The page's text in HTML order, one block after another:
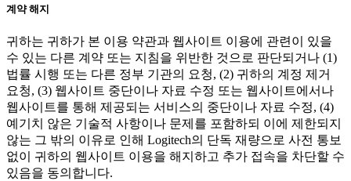
계약 해지
귀하는 귀하가 본 이용 약관과 웹사이트 이용에 관련이 있을
수 있는 다른 계약 또는 지침을 위반한 것으로 판단되거나 (1)
법률 시행 또는 다른 정부 기관의 요청, (2) 귀하의 계정 제거
요청, (3) 웹사이트 중단이나 자료 수정 또는 웹사이트에서나
웹사이트를 통해 제공되는 서비스의 중단이나 자료 수정, (4)
예기치 않은 기술적 사항이나 문제를 포함하되 이에 제한되지
않는 그 밖의 이유로 인해 Logitech의 단독 재량으로 사전 통보
없이 귀하의 웹사이트 이용을 해지하고 추가 접속을 차단할 수
있음을 동의합니다.